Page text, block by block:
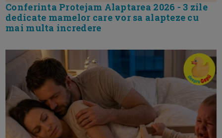
Conferinta Protejam Alaptarea 2026 - 3 zile
dedicate mamelor care vor sa alapteze cu
mai multa incredere